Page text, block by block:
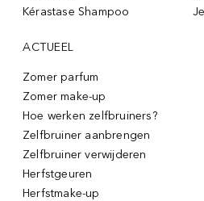
Kérastase Shampoo
ACTUEEL
Zomer parfum
Zomer make-up
Hoe werken zelfbruiners?
Zelfbruiner aanbrengen
Zelfbruiner verwijderen
Herfstgeuren
Herfstmake-up